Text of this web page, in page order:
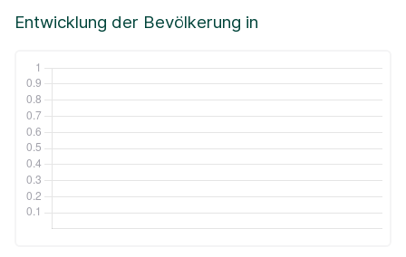
Entwicklung der Bevölkerung in